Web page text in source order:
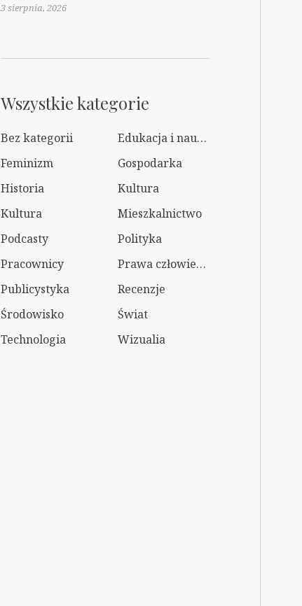
3 sierpnia, 2026
Wszystkie kategorie
Bez kategorii
Edukacja i nauka
Feminizm
Gospodarka
Historia
Kultura
Kultura
Mieszkalnictwo
Podcasty
Polityka
Pracownicy
Prawa człowieka
Publicystyka
Recenzje
Środowisko
Świat
Technologia
Wizualia